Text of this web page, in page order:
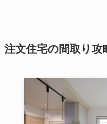
注文住宅の間取り攻